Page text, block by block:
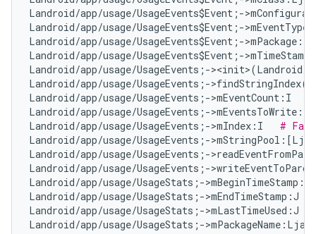
Landroid/app/usage/UsageEvents$Event;-
Landroid/app/usage/UsageEvents$Event;-
Landroid/app/usage/UsageEvents$Event;-
Landroid/app/usage/UsageEvents$Event;-
Landroid/app/usage/UsageEvents;-
Landroid/app/usage/UsageEvents;-
Landroid/app/usage/UsageEvents;->mEventCount:I
Landroid/app/usage/UsageEvents;-
Landroid/app/usage/UsageEvents;->mIndex:I #
Landroid/app/usage/UsageEvents;-
Landroid/app/usage/UsageEvents;-
Landroid/app/usage/UsageEvents;-
Landroid/app/usage/UsageStats;-
Landroid/app/usage/UsageStats;->mEndTimeStamp:J
Landroid/app/usage/UsageStats;->mLastTimeUsed:J
Landroid/app/usage/UsageStats;-